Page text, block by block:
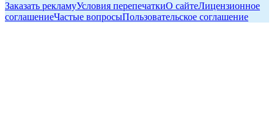
Заказать рекламуУсловия перепечаткиО сайтеЛицензионное
соглашениеЧастые вопросыПользовательское соглашение